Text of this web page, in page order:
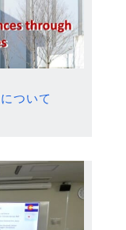
ついて